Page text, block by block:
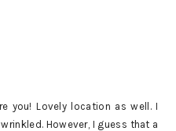
you! Lovely location as well. I
However, I guess that a